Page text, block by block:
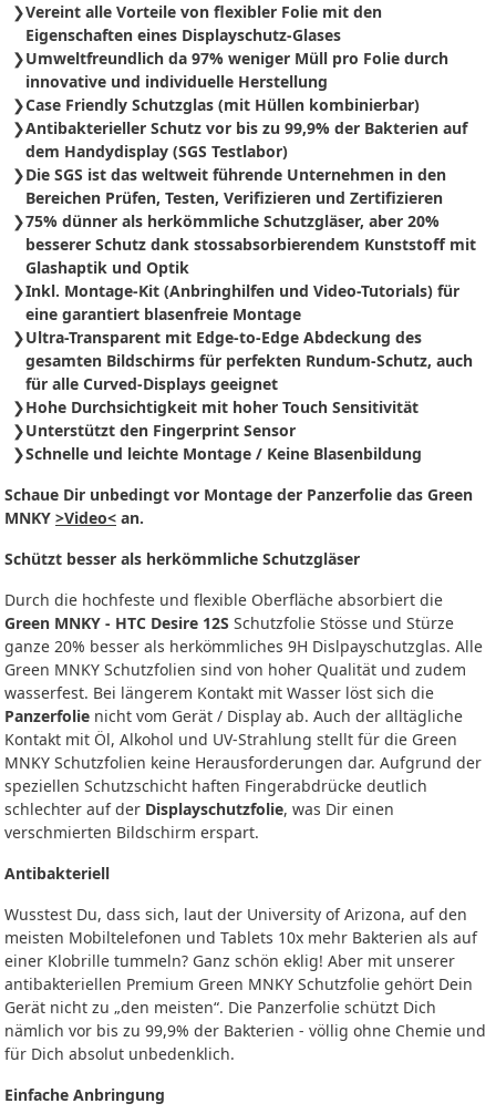
Vereint alle Vorteile von flexibler Folie mit den
Eigenschaften eines Displayschutz-Glases
Umweltfreundlich da 97% weniger Müll pro Folie durch
innovative und individuelle Herstellung
Case Friendly Schutzglas (mit Hüllen kombinierbar)
Antibakterieller Schutz vor bis zu 99,9% der Bakterien auf
dem Handydisplay (SGS Testlabor)
Die SGS ist das weltweit führende Unternehmen in den
Bereichen Prüfen, Testen, Verifizieren und Zertifizieren
75% dünner als herkömmliche Schutzgläser, aber 20%
besserer Schutz dank stossabsorbierendem Kunststoff mit
Glashaptik und Optik
Inkl. Montage-Kit (Anbringhilfen und Video-Tutorials) für
eine garantiert blasenfreie Montage
Ultra-Transparent mit Edge-to-Edge Abdeckung des
gesamten Bildschirms für perfekten Rundum-Schutz, auch
für alle Curved-Displays geeignet
Hohe Durchsichtigkeit mit hoher Touch Sensitivität
Unterstützt den Fingerprint Sensor
Schnelle und leichte Montage / Keine Blasenbildung
Schaue Dir unbedingt vor Montage der Panzerfolie das Green
MNKY >Video< an.
Schützt besser als herkömmliche Schutzgläser
Durch die hochfeste und flexible Oberfläche absorbiert die
Green MNKY - HTC Desire 12S Schutzfolie Stösse und Stürze
ganze 20% besser als herkömmliches 9H Dislpayschutzglas. Alle
Green MNKY Schutzfolien sind von hoher Qualität und zudem
wasserfest. Bei längerem Kontakt mit Wasser löst sich die
Panzerfolie nicht vom Gerät / Display ab. Auch der alltägliche
Kontakt mit Öl, Alkohol und UV-Strahlung stellt für die Green
MNKY Schutzfolien keine Herausforderungen dar. Aufgrund der
speziellen Schutzschicht haften Fingerabdrücke deutlich
schlechter auf der Displayschutzfolie, was Dir einen
verschmierten Bildschirm erspart.
Antibakteriell
Wusstest Du, dass sich, laut der University of Arizona, auf den
meisten Mobiltelefonen und Tablets 10x mehr Bakterien als auf
einer Klobrille tummeln? Ganz schön eklig! Aber mit unserer
antibakteriellen Premium Green MNKY Schutzfolie gehört Dein
Gerät nicht zu „den meisten“. Die Panzerfolie schützt Dich
nämlich vor bis zu 99,9% der Bakterien - völlig ohne Chemie und
für Dich absolut unbedenklich.
Einfache Anbringung